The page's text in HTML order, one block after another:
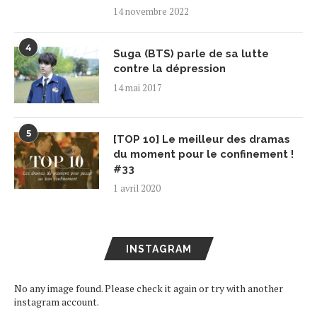
14 novembre 2022
4
Suga (BTS) parle de sa lutte
contre la dépression
14 mai 2017
5
[TOP 10] Le meilleur des dramas
du moment pour le confinement !
#33
1 avril 2020
INSTAGRAM
No any image found. Please check it again or try with another
instagram account.